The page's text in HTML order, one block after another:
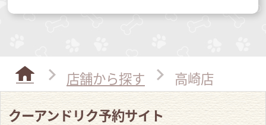
店舗から探す
高崎店
クーアンドリク予約サイト